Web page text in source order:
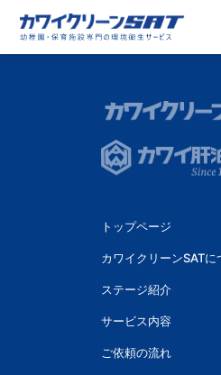
トップページ
カワイクリーンSATに
ステージ紹介
サービス内容
ご依頼の流れ